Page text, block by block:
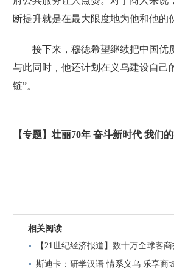
断提升就是在最大限度地为他和他的
接下来，穆徳希望继续把中国优质
与此同时，他还计划在义乌建设自己
链”。
【专题】壮丽70年 奋斗新时代 我们
相关阅读
【21世纪经济报道】数十万全球客
斯迪卡：研学汉语 情系义乌 乐享商